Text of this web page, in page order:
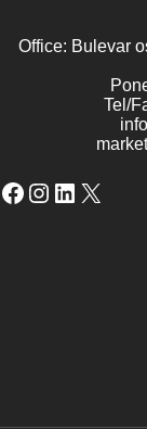
Office: Bulevar
Tel/
Facebook
Instagram
LinkedIn
X